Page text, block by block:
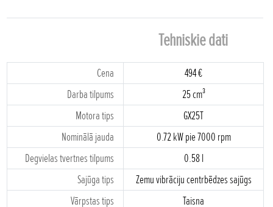
Tehniskie dati
Cena
494 €
Darba tilpums
25 cm³
Motora tips
GX25T
Nominālā jauda
0.72 kW pie 7000 rpm
Degvielas tvertnes tilpums
0.58 l
Sajūga tips
Zemu vibrāciju centrbēdzes sajūgs
Vārpstas tips
Taisna